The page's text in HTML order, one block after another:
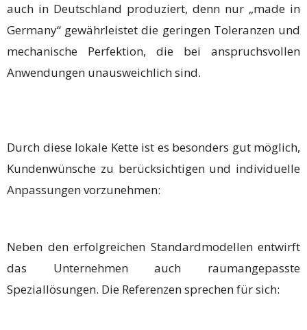
auch in Deutschland produziert, denn nur „made in
Germany“ gewährleistet die geringen Toleranzen und
mechanische Perfektion, die bei anspruchsvollen
Anwendungen unausweichlich sind.
Durch diese lokale Kette ist es besonders gut möglich,
Kundenwünsche zu berücksichtigen und individuelle
Anpassungen vorzunehmen:
Neben den erfolgreichen Standardmodellen entwirft
das Unternehmen auch raumangepasste
Speziallösungen. Die Referenzen sprechen für sich: